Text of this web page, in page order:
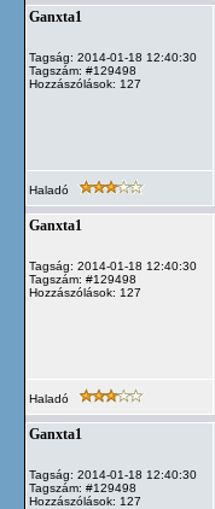
Ganxta1
Tagság: 2014-01-18 12:40:30
Tagszám: #129498
Hozzászólások: 127
Haladó
Ganxta1
Tagság: 2014-01-18 12:40:30
Tagszám: #129498
Hozzászólások: 127
Haladó
Ganxta1
Tagság: 2014-01-18 12:40:30
Tagszám: #129498
Hozzászólások: 127